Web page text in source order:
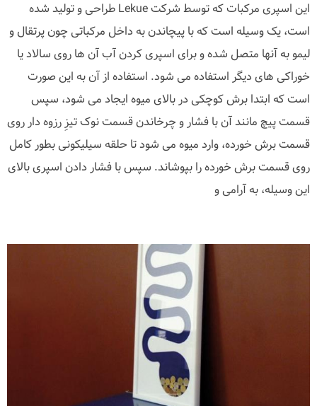
این اسپری مرکبات که توسط شرکت Lekue طراحی و تولید شده
است، یک وسیله است که با پیچاندن به داخل مرکباتی چون پرتقال و
لیمو به آنها متصل شده و برای اسپری کردن آب آن ها روی سالاد یا
خوراکی های دیگر استفاده می شود. استفاده از آن به این صورت
است که ابتدا برش کوچکی در بالای میوه ایجاد می شود، سپس
قسمت پیچ مانند آن با فشار و چرخاندن قسمت نوک تیزِ رزوه دار روی
قسمت برش خورده، وارد میوه می شود تا حلقه سیلیکونی بطور کامل
روی قسمت برش خورده را بپوشاند. سپس با فشار دادن اسپری بالای
این وسیله، به آرامی و